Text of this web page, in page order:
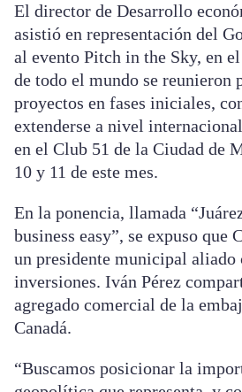
El director de Desarrollo
asistió en representación del
al evento Pitch in the Sky, en
de todo el mundo se reunieron
proyectos en fases iniciales,
extenderse a nivel
en el Club 51 de la Ciudad de
10 y 11 de este mes.
En la ponencia, llamada
business easy”, se expuso que
un presidente municipal aliado
inversiones. Iván Pérez
agregado comercial de la
Canadá.
“Buscamos posicionar la